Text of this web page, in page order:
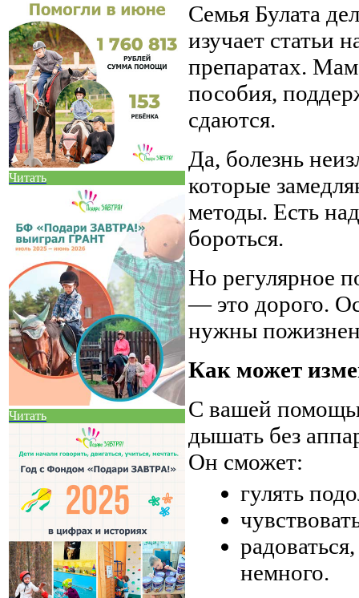
Читать
Читать
Семья Булата
изучает статьи
препаратах.
пособия,
сдаются.
Да, болезнь
которые
методы. Есть
бороться.
Но регулярное
— это дорого.
нужны
Как может
С вашей
дышать без
Он сможет:
гулять
немного.